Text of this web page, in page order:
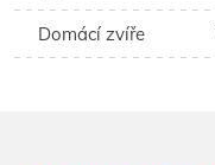
Domácí zvíře